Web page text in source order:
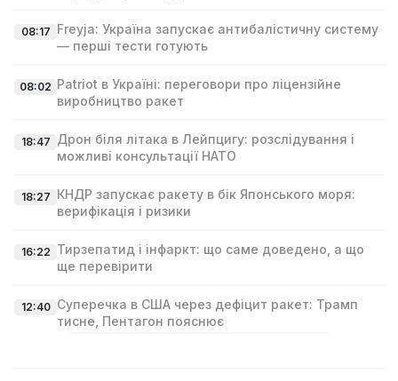
08:17 Freyja: Україна запускає антибалістичну систему
— перші тести готують
08:02 Patriot в Україні: переговори про ліцензійне
виробництво ракет
18:47 Дрон біля літака в Лейпцигу: розслідування і
можливі консультації НАТО
18:27 КНДР запускає ракету в бік Японського моря:
верифікація і ризики
16:22 Тирзепатид і інфаркт: що саме доведено, а що
ще перевірити
12:40 Суперечка в США через дефіцит ракет: Трамп
тисне, Пентагон пояснює